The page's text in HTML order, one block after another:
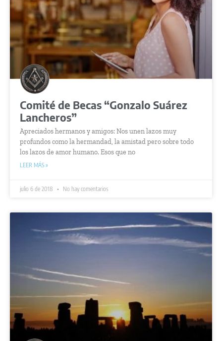
Comité de Becas “Gonzalo Suárez
Lancheros”
Apreciados hermanos y amigos: Nos unen lazos muy
profundos como la hermandad, la amistad pero sobre todo
los lazos de amor humano. Esos que no
LEER MÁS »
julio 6 de 2018 No hay comentarios